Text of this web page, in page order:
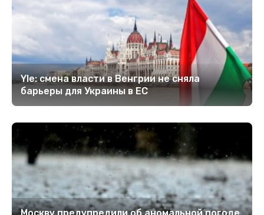
Yle: смена власти в Венгрии не сняла
барьеры для Украины в ЕС